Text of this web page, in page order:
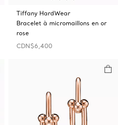
Tiffany HardWear
Bracelet à micromaillons en or
rose
CDN$6,400